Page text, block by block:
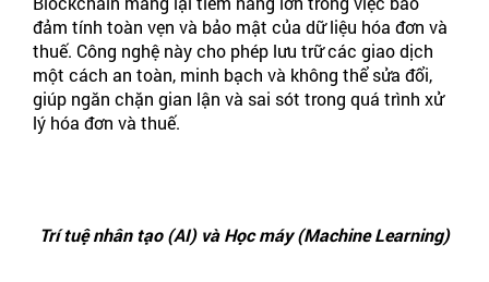
đảm tính toàn vẹn và bảo mật của dữ liệu hóa đơn và
thuế. Công nghệ này cho phép lưu trữ các giao dịch
một cách an toàn, minh bạch và không thể sửa đổi,
giúp ngăn chặn gian lận và sai sót trong quá trình xử
lý hóa đơn và thuế.
Trí tuệ nhân tạo (AI) và Học máy (Machine Learning)